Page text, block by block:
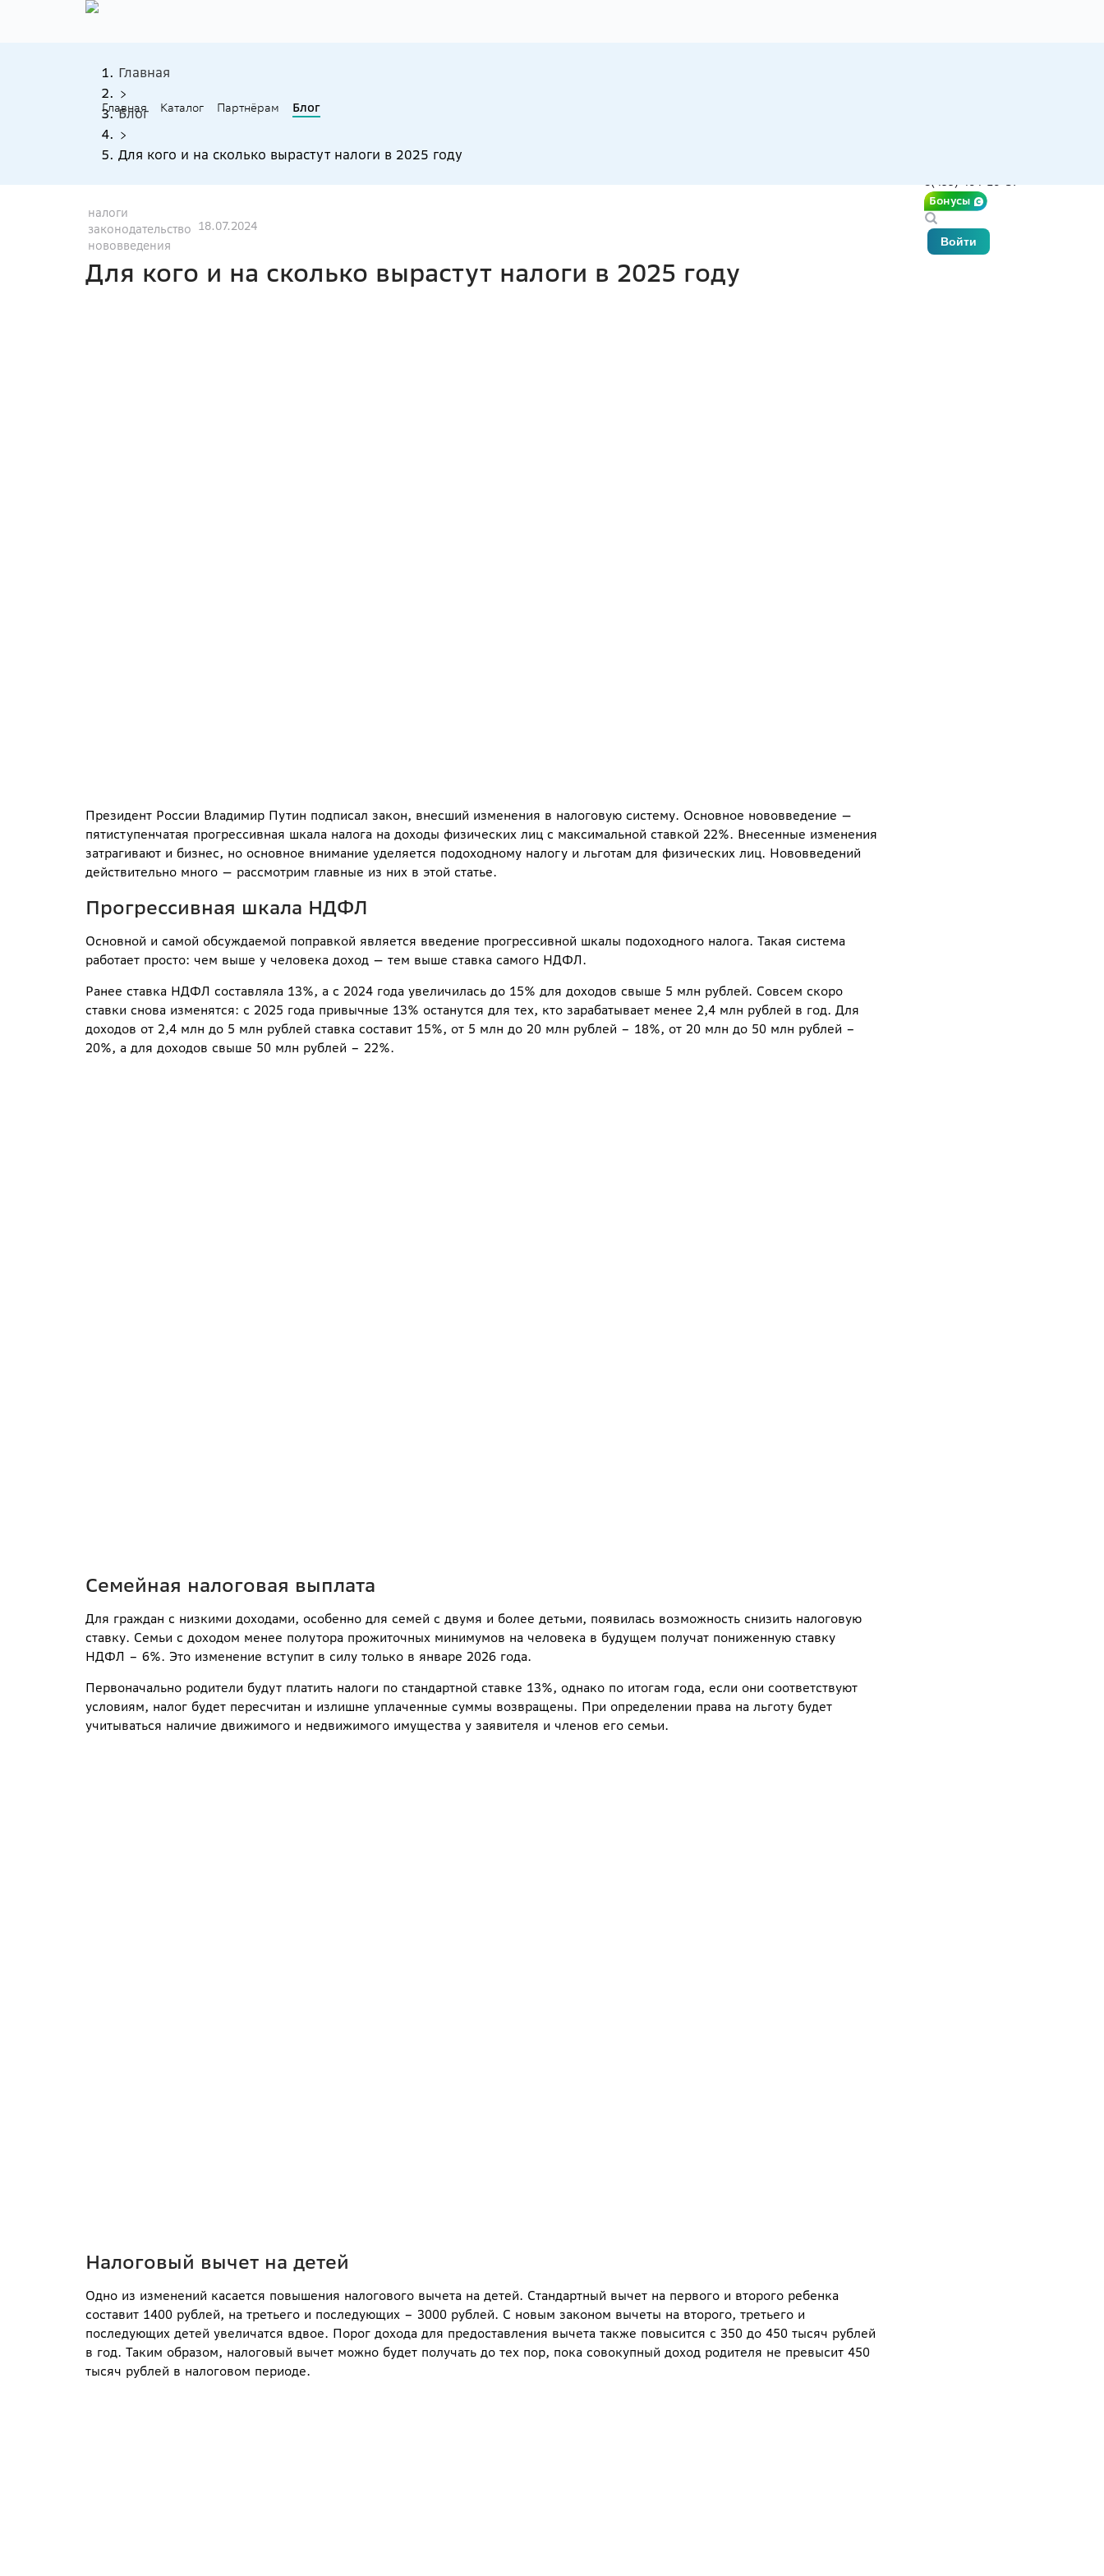
Главная Каталог Партнёрам Блог
8(499) 404-10-37
Бонусы
Войти
Главная
Блог
Для кого и на сколько вырастут налоги в 2025 году
налоги
законодательство
нововведения
18.07.2024
Для кого и на сколько вырастут налоги в 2025 году
Президент России Владимир Путин подписал закон, внесший изменения в налоговую систему. Основное нововведение —
пятиступенчатая прогрессивная шкала налога на доходы физических лиц с максимальной ставкой 22%. Внесенные изменения
затрагивают и бизнес, но основное внимание уделяется подоходному налогу и льготам для физических лиц. Нововведений
действительно много — рассмотрим главные из них в этой статье.
Прогрессивная шкала НДФЛ
Основной и самой обсуждаемой поправкой является введение прогрессивной шкалы подоходного налога. Такая система
работает просто: чем выше у человека доход — тем выше ставка самого НДФЛ.
Ранее ставка НДФЛ составляла 13%, а с 2024 года увеличилась до 15% для доходов свыше 5 млн рублей. Совсем скоро
ставки снова изменятся: с 2025 года привычные 13% останутся для тех, кто зарабатывает менее 2,4 млн рублей в год. Для
доходов от 2,4 млн до 5 млн рублей ставка составит 15%, от 5 млн до 20 млн рублей – 18%, от 20 млн до 50 млн рублей –
20%, а для доходов свыше 50 млн рублей – 22%.
Семейная налоговая выплата
Для граждан с низкими доходами, особенно для семей с двумя и более детьми, появилась возможность снизить налоговую
ставку. Семьи с доходом менее полутора прожиточных минимумов на человека в будущем получат пониженную ставку
НДФЛ – 6%. Это изменение вступит в силу только в январе 2026 года.
Первоначально родители будут платить налоги по стандартной ставке 13%, однако по итогам года, если они соответствуют
условиям, налог будет пересчитан и излишне уплаченные суммы возвращены. При определении права на льготу будет
учитываться наличие движимого и недвижимого имущества у заявителя и членов его семьи.
Налоговый вычет на детей
Одно из изменений касается повышения налогового вычета на детей. Стандартный вычет на первого и второго ребенка
составит 1400 рублей, на третьего и последующих – 3000 рублей. С новым законом вычеты на второго, третьего и
последующих детей увеличатся вдвое. Порог дохода для предоставления вычета также повысится с 350 до 450 тысяч рублей
в год. Таким образом, налоговый вычет можно будет получать до тех пор, пока совокупный доход родителя не превысит 450
тысяч рублей в налоговом периоде.